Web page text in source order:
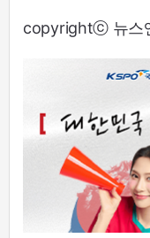
copyrightⓒ 뉴스